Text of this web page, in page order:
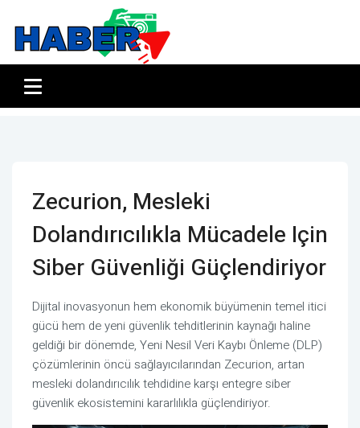
Zecurion, Mesleki
Dolandırıcılıkla Mücadele Için
Siber Güvenliği Güçlendiriyor
Dijital inovasyonun hem ekonomik büyümenin temel itici
gücü hem de yeni güvenlik tehditlerinin kaynağı haline
geldiği bir dönemde, Yeni Nesil Veri Kaybı Önleme (DLP)
çözümlerinin öncü sağlayıcılarından Zecurion, artan
mesleki dolandırıcılık tehdidine karşı entegre siber
güvenlik ekosistemini kararlılıkla güçlendiriyor.